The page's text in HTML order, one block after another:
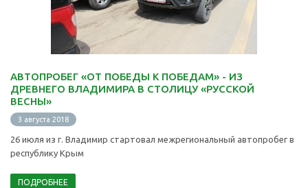
АВТОПРОБЕГ «ОТ ПОБЕДЫ К ПОБЕДАМ» - ИЗ
ДРЕВНЕГО ВЛАДИМИРА В СТОЛИЦУ «РУССКОЙ
ВЕСНЫ»
3 августа 2018
26 июля из г. Владимир стартовал межрегиональный автопробег в
республику Крым
ПОДРОБНЕЕ